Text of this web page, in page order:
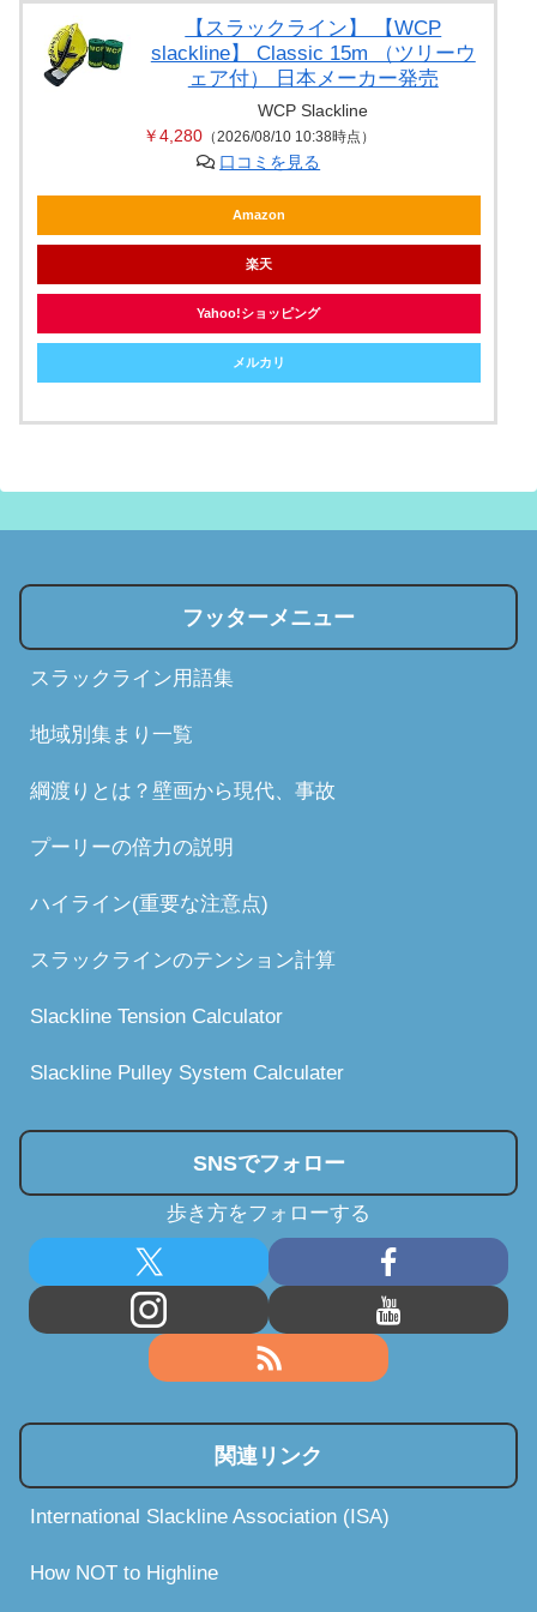
【スラックライン】 【WCP
slackline】 Classic 15m （ツリーウ
ェア付） 日本メーカー発売
WCP Slackline
￥4,280（2026/08/10 10:38時点）
口コミを見る
Amazon
楽天
Yahoo!ショッピング
メルカリ
フッターメニュー
スラックライン用語集
地域別集まり一覧
綱渡りとは？壁画から現代、事故
プーリーの倍力の説明
ハイライン(重要な注意点)
スラックラインのテンション計算
Slackline Tension Calculator
Slackline Pulley System Calculater
SNSでフォロー
歩き方をフォローする
関連リンク
International Slackline Association (ISA)
How NOT to Highline